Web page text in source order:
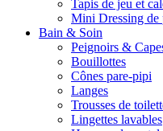
Tapis de jeu et
Mini Dressing de
Bain & Soin
Peignoirs &
Bouillottes
Cônes pare-pipi
Langes
Trousses de
Lingettes lavables